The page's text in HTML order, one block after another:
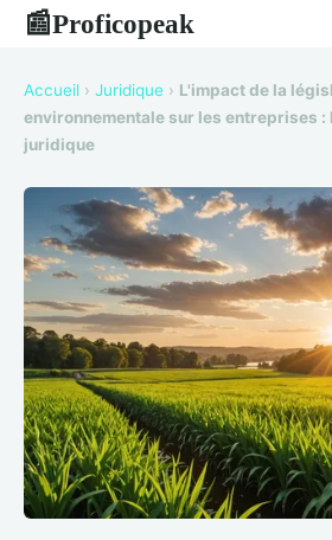
📰Proficopeak
Accueil › Juridique › L'impact de la
environnementale sur les entreprises :
juridique